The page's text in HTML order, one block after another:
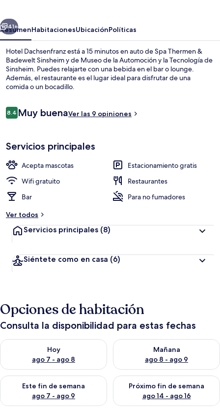
Siguiente
41+
ResumenHabitacionesUbicaciónPolíticas
Hotel Dachsenfranz está a 15 minutos en auto de Spa Thermen &
Badewelt Sinsheim y de Museo de la Automoción y la Tecnología de
Sinsheim. Puedes relajarte con una bebida en el bar o lounge.
Además, el restaurante es el lugar ideal para disfrutar de una
comida o un bocadillo.
Opiniones
8.48.4 de 10,
Muy buenaVer las 9 opiniones
Servicios principales
Acepta mascotas
Estacionamiento gratis
Wifi gratuito
Restaurantes
Bar
Para no fumadores
Ver todos
Servicios principales (8)
Siéntete como en casa (6)
Opciones de habitación
Consulta la disponibilidad para estas fechas
Hoy
ago 7 - ago 8
Consulta la disponibilidad para hoy ago 7 - ago 8
Mañana
ago 8 - ago 9
Consulta la disponibilidad
Este fin de semana
ago 7 - ago 9
Consulta la disponibilidad para este fin de semana ago 7 -
Próximo fin de semana
ago 14 - ago 16
Consulta la disponibilidad